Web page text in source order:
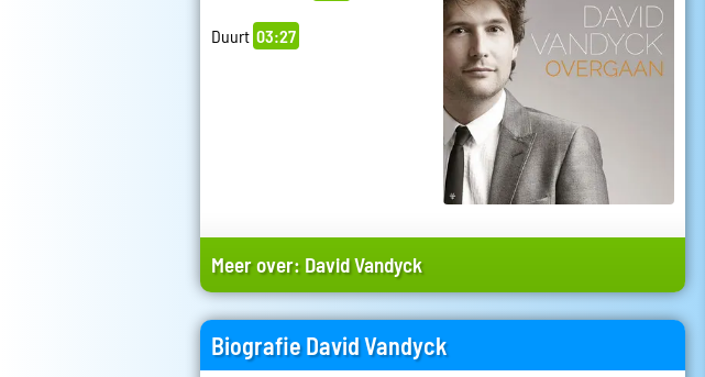
Duurt 03:27
Meer over: David Vandyck
Biografie David Vandyck